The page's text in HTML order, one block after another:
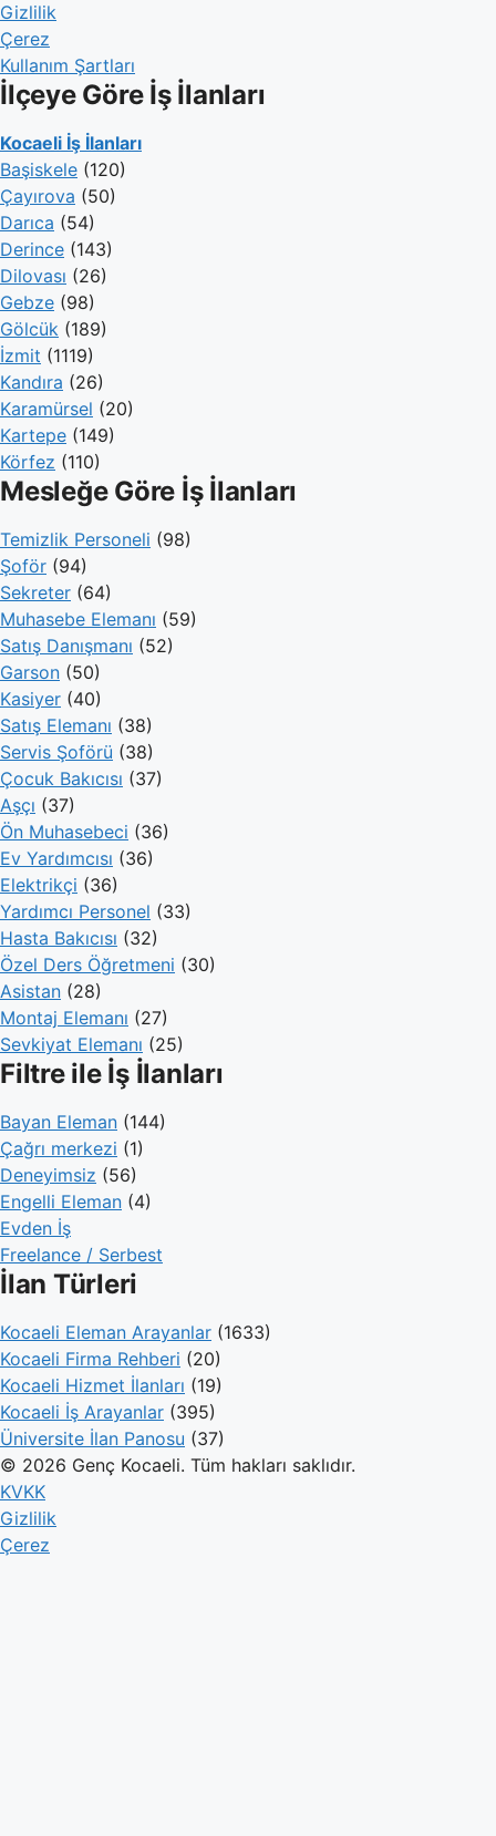
Gizlilik
Çerez
Kullanım Şartları
İlçeye Göre İş İlanları
Kocaeli İş İlanları
Başiskele (120)
Çayırova (50)
Darıca (54)
Derince (143)
Dilovası (26)
Gebze (98)
Gölcük (189)
İzmit (1119)
Kandıra (26)
Karamürsel (20)
Kartepe (149)
Körfez (110)
Mesleğe Göre İş İlanları
Temizlik Personeli (98)
Şoför (94)
Sekreter (64)
Muhasebe Elemanı (59)
Satış Danışmanı (52)
Garson (50)
Kasiyer (40)
Satış Elemanı (38)
Servis Şoförü (38)
Çocuk Bakıcısı (37)
Aşçı (37)
Ön Muhasebeci (36)
Ev Yardımcısı (36)
Elektrikçi (36)
Yardımcı Personel (33)
Hasta Bakıcısı (32)
Özel Ders Öğretmeni (30)
Asistan (28)
Montaj Elemanı (27)
Sevkiyat Elemanı (25)
Filtre ile İş İlanları
Bayan Eleman (144)
Çağrı merkezi (1)
Deneyimsiz (56)
Engelli Eleman (4)
Evden İş
Freelance / Serbest
İlan Türleri
Kocaeli Eleman Arayanlar (1633)
Kocaeli Firma Rehberi (20)
Kocaeli Hizmet İlanları (19)
Kocaeli İş Arayanlar (395)
Üniversite İlan Panosu (37)
© 2026 Genç Kocaeli. Tüm hakları saklıdır.
KVKK
Gizlilik
Çerez